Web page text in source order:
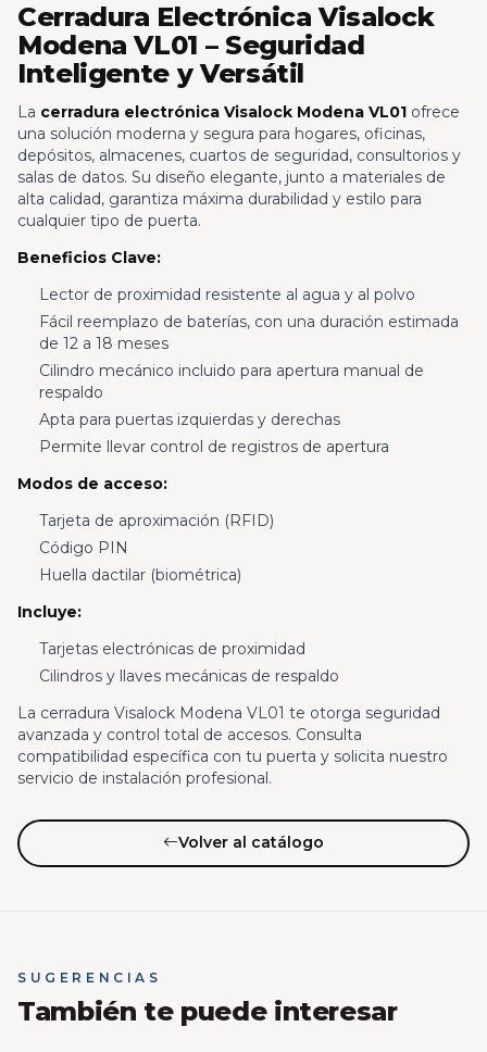
Cerradura Electrónica Visalock
Modena VL01 – Seguridad
Inteligente y Versátil
La cerradura electrónica Visalock Modena VL01 ofrece
una solución moderna y segura para hogares, oficinas,
depósitos, almacenes, cuartos de seguridad, consultorios y
salas de datos. Su diseño elegante, junto a materiales de
alta calidad, garantiza máxima durabilidad y estilo para
cualquier tipo de puerta.
Beneficios Clave:
Lector de proximidad resistente al agua y al polvo
Fácil reemplazo de baterías, con una duración estimada
de 12 a 18 meses
Cilindro mecánico incluido para apertura manual de
respaldo
Apta para puertas izquierdas y derechas
Permite llevar control de registros de apertura
Modos de acceso:
Tarjeta de aproximación (RFID)
Código PIN
Huella dactilar (biométrica)
Incluye:
Tarjetas electrónicas de proximidad
Cilindros y llaves mecánicas de respaldo
La cerradura Visalock Modena VL01 te otorga seguridad
avanzada y control total de accesos. Consulta
compatibilidad específica con tu puerta y solicita nuestro
servicio de instalación profesional.
Volver al catálogo
SUGERENCIAS
También te puede interesar